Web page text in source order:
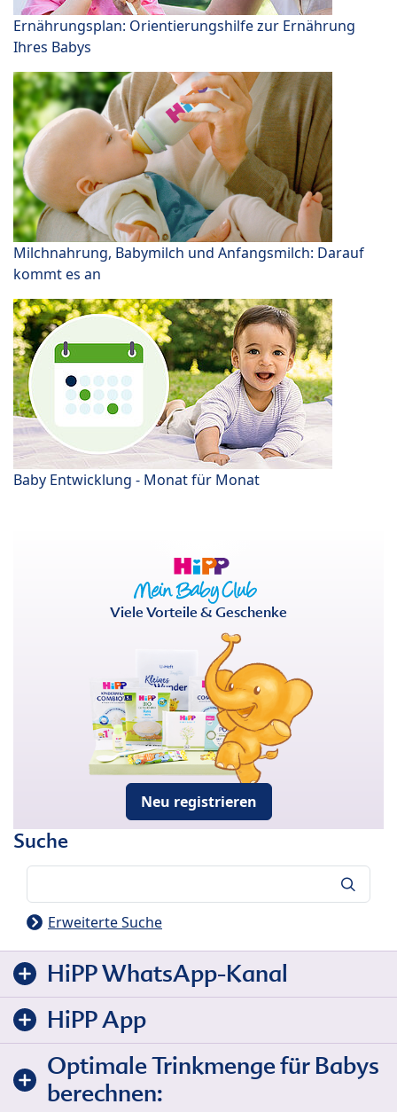
Ernährungsplan: Orientierungshilfe zur Ernährung
Ihres Babys
Milchnahrung, Babymilch und Anfangsmilch: Darauf
kommt es an
Baby Entwicklung - Monat für Monat
Viele Vorteile & Geschenke
Neu registrieren
Suche
Erweiterte Suche
HiPP WhatsApp-Kanal
HiPP App
Optimale Trinkmenge für Babys
berechnen: